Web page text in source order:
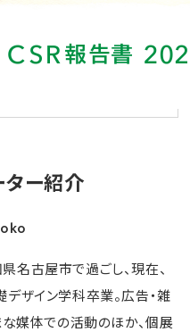
ター紹介
名古屋市で過ごし、現在、
ザイン学科卒業。広告・雑
な媒体での活動のほか、個展